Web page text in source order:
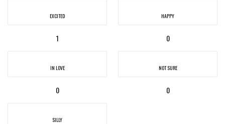
EXCITED
1
HAPPY
0
IN LOVE
0
NOT SURE
0
SILLY